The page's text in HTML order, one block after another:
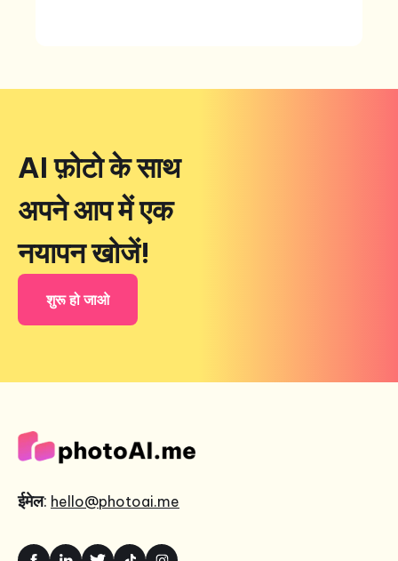
AI फ़ोटो के साथ
अपने आप में एक
नयापन खोजें!
शुरू हो जाओ
ईमेल: hello@photoai.me